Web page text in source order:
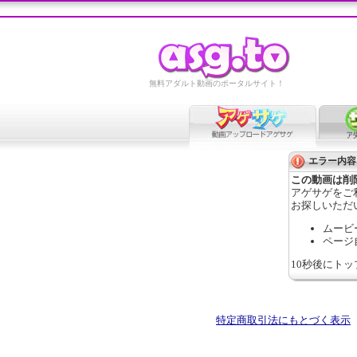
無料アダルト動画のポータルサイト！
エラー内容
この動画は削
アゲサゲをご
お探しいただ
ムービ
ページ
10秒後にト
特定商取引法にもとづく表示